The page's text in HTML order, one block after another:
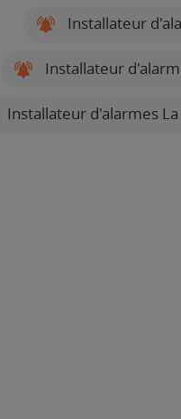
Installateur
Installateur
Installateur d'alarmes